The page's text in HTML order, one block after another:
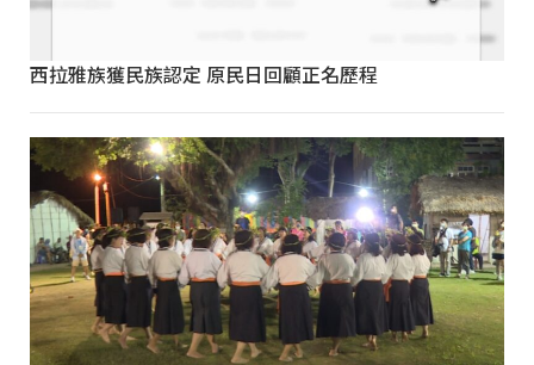
西拉雅族獲民族認定 原民日回顧正名歷程